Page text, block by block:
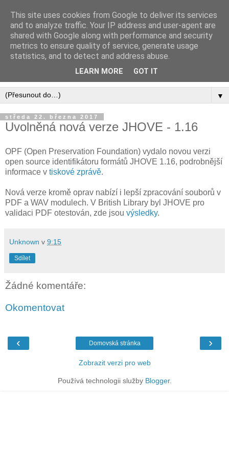
Digital Preservation CZ -
BLOG
Blog o dlouhodobé archivaci digitálních informací
▼
středa 22. března 2017
Uvolněná nová verze JHOVE - 1.16
OPF (Open Preservation Foundation) vydalo novou verzi
open source identifikátoru formátů JHOVE 1.16, podrobnější
informace v tiskové zprávě.
Nová verze kromě oprav nabízí i lepší zpracování souborů v
PDF a WAV modulech. V British Library byl JHOVE pro
validaci PDF otestován, zde jsou výsledky.
Unknown v 9:15
Sdílet
Žádné komentáře:
Okomentovat
‹ ›
Domovská stránka
Zobrazit verzi pro web
Používá technologii služby Blogger.
This site uses cookies from Google to deliver its services
and to analyze traffic. Your IP address and user-agent are
shared with Google along with performance and security
metrics to ensure quality of service, generate usage
statistics, and to detect and address abuse.
LEARN MORE GOT IT